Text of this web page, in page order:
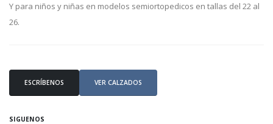
Y para niños y niñas en modelos semiortopedicos en tallas del 22 al
26.
ESCRÍBENOS VER CALZADOS
SIGUENOS